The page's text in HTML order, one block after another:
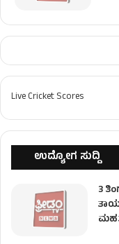
Live Cricket Scores
ಉದ್ಯೋಗ ಸುದ್ದಿ
3